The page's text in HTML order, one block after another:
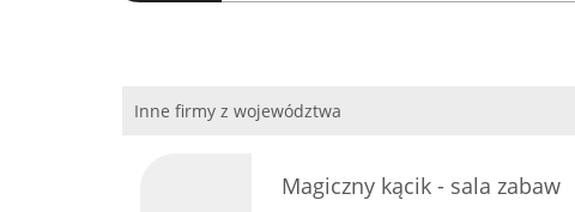
Inne firmy z województwa
Magiczny kącik - sala zabaw